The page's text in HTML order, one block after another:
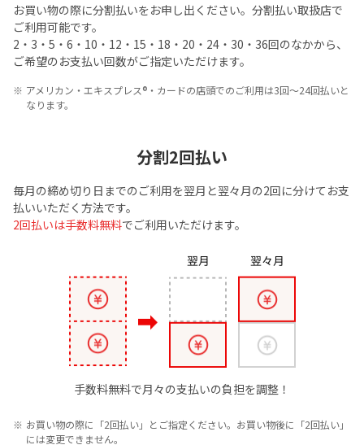
お買い物の際に分割払いをお申し出ください。分割払い取扱店で
ご利用可能です。
2・3・5・6・10・12・15・18・20・24・30・36回のなかから、
ご希望のお支払い回数がご指定いただけます。
アメリカン・エキスプレス®・カードの店頭でのご利用は3回～24回払いと
なります。
分割2回払い
毎月の締め切り日までのご利用を翌月と翌々月の2回に分けてお支
払いいただく方法です。
2回払いは手数料無料でご利用いただけます。
手数料無料で月々の支払いの負担を調整！
お買い物の際に「2回払い」とご指定ください。お買い物後に「2回払い」
には変更できません。